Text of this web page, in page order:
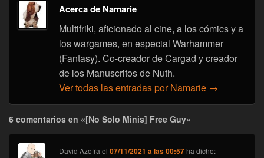
Acerca de Namarie
Multifriki, aficionado al cine, a los cómics y a
los wargames, en especial Warhammer
(Fantasy). Co-creador de Cargad y creador
de los Manuscritos de Nuth.
Ver todas las entradas por Namarie →
6 comentarios en «[No Solo Minis] Free Guy»
David Azofra el07/11/2021 a las 00:57 ha dicho: